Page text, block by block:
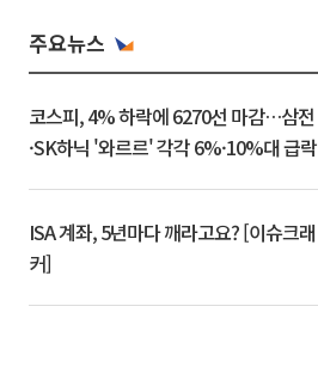
주요뉴스
코스피, 4% 하락에 6270선 마감…삼전
·SK하닉 '와르르' 각각 6%·10%대 급락
ISA 계좌, 5년마다 깨라고요? [이슈크래
커]